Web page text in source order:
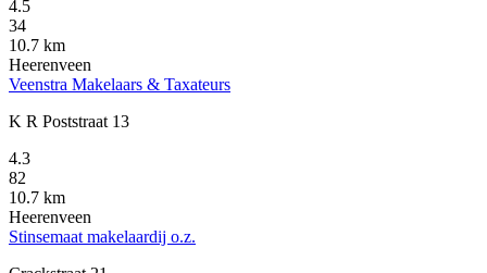
4.5
34
10.7 km
Heerenveen
Veenstra Makelaars & Taxateurs
K R Poststraat 13
4.3
82
10.7 km
Heerenveen
Stinsemaat makelaardij o.z.